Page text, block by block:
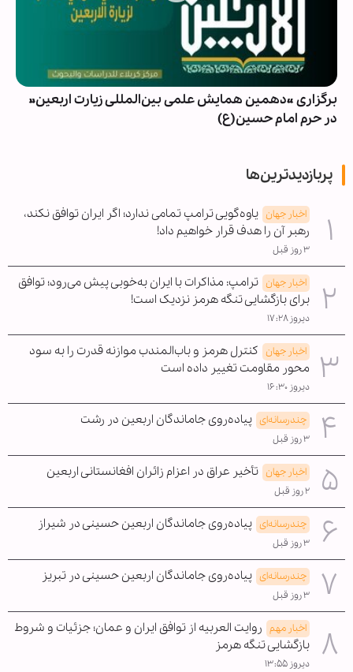
برگزاری «دهمین همایش علمی بین‌المللی زیارت اربعین»
در حرم امام حسین(ع)
پربازدیدترین‌ها
اخبار جهان یاوه‌گویی ترامپ تمامی ندارد؛ اگر ایران توافق نکند،
رهبر آن را هدف قرار خواهیم داد!
۳ روز قبل
اخبار جهان ترامپ: مذاکرات با ایران به‌خوبی پیش می‌رود؛ توافق
برای بازگشایی تنگه هرمز نزدیک است!
دیروز ۱۷:۲۸
اخبار جهان کنترل هرمز و باب‌المندب موازنه قدرت را به سود
محور مقاومت تغییر داده است
دیروز ۱۶:۳۰
چندرسانه‌ای پیاده‌روی جاماندگان اربعین در رشت
۳ روز قبل
اخبار جهان تأخیر عراق در اعزام زائران افغانستانی اربعین
۲ روز قبل
چندرسانه‌ای پیاده‌روی جاماندگان اربعین حسینی در شیراز
۳ روز قبل
چندرسانه‌ای پیاده‌روی جاماندگان اربعین حسینی در تبریز
۳ روز قبل
اخبار مهم روایت العربیه از توافق ایران و عمان؛ جزئیات و شروط
بازگشایی تنگه هرمز
دیروز ۱۳:۵۵